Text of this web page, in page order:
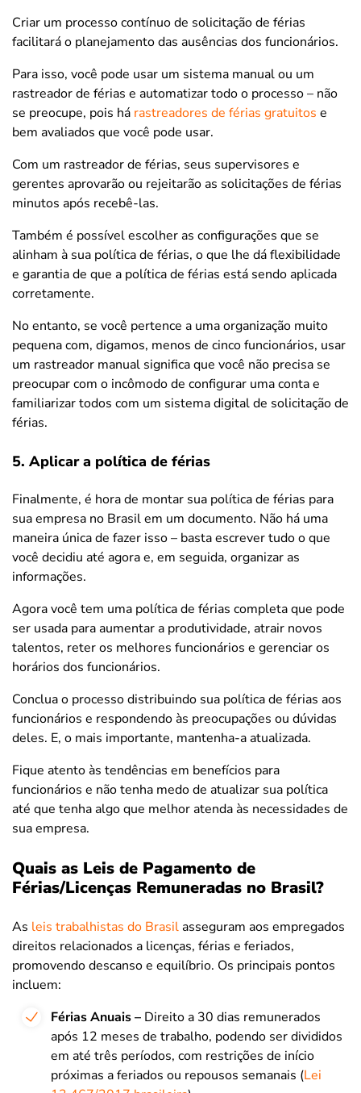
Criar um processo contínuo de solicitação de férias
facilitará o planejamento das ausências dos funcionários.
Para isso, você pode usar um sistema manual ou um
rastreador de férias e automatizar todo o processo – não
se preocupe, pois há rastreadores de férias gratuitos e
bem avaliados que você pode usar.
Com um rastreador de férias, seus supervisores e
gerentes aprovarão ou rejeitarão as solicitações de férias
minutos após recebê-las.
Também é possível escolher as configurações que se
alinham à sua política de férias, o que lhe dá flexibilidade
e garantia de que a política de férias está sendo aplicada
corretamente.
No entanto, se você pertence a uma organização muito
pequena com, digamos, menos de cinco funcionários, usar
um rastreador manual significa que você não precisa se
preocupar com o incômodo de configurar uma conta e
familiarizar todos com um sistema digital de solicitação de
férias.
5. Aplicar a política de férias
Finalmente, é hora de montar sua política de férias para
sua empresa no Brasil em um documento. Não há uma
maneira única de fazer isso – basta escrever tudo o que
você decidiu até agora e, em seguida, organizar as
informações.
Agora você tem uma política de férias completa que pode
ser usada para aumentar a produtividade, atrair novos
talentos, reter os melhores funcionários e gerenciar os
horários dos funcionários.
Conclua o processo distribuindo sua política de férias aos
funcionários e respondendo às preocupações ou dúvidas
deles. E, o mais importante, mantenha-a atualizada.
Fique atento às tendências em benefícios para
funcionários e não tenha medo de atualizar sua política
até que tenha algo que melhor atenda às necessidades de
sua empresa.
Quais as Leis de Pagamento de
Férias/Licenças Remuneradas no Brasil?
As leis trabalhistas do Brasilasseguram aos empregados
direitos relacionados a licenças, férias e feriados,
promovendo descanso e equilíbrio. Os principais pontos
incluem:
Férias Anuais – Direito a 30 dias remunerados
após 12 meses de trabalho, podendo ser divididos
em até três períodos, com restrições de início
próximas a feriados ou repousos semanais (Lei